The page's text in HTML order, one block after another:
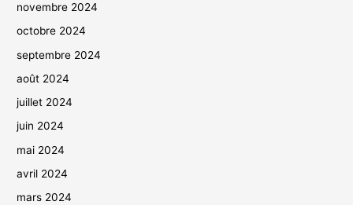
novembre 2024
octobre 2024
septembre 2024
août 2024
juillet 2024
juin 2024
mai 2024
avril 2024
mars 2024